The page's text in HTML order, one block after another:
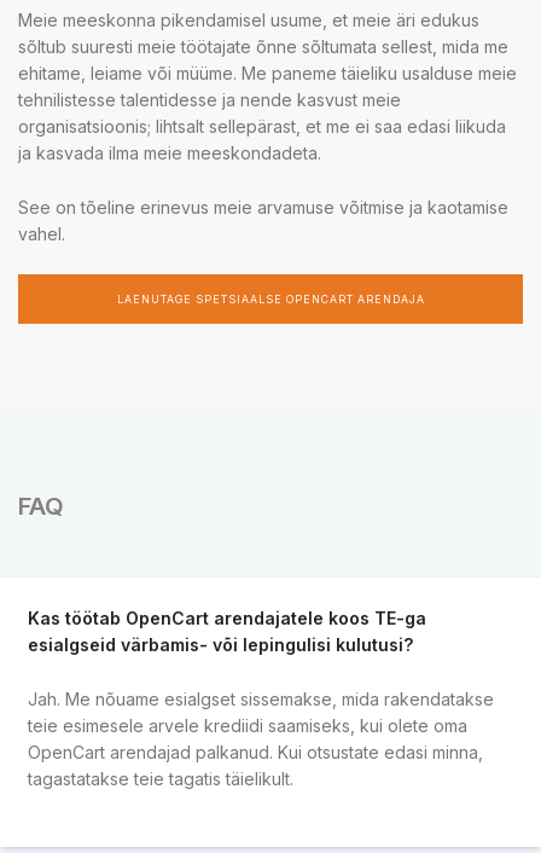
Meie meeskonna pikendamisel usume, et meie äri edukus
sõltub suuresti meie töötajate õnne sõltumata sellest, mida me
ehitame, leiame või müüme. Me paneme täieliku usalduse meie
tehnilistesse talentidesse ja nende kasvust meie
organisatsioonis; lihtsalt sellepärast, et me ei saa edasi liikuda
ja kasvada ilma meie meeskondadeta.
See on tõeline erinevus meie arvamuse võitmise ja kaotamise
vahel.
LAENUTAGE SPETSIAALSE OPENCART ARENDAJA
FAQ
Kas töötab OpenCart arendajatele koos TE-ga
esialgseid värbamis- või lepingulisi kulutusi?
Jah. Me nõuame esialgset sissemakse, mida rakendatakse
teie esimesele arvele krediidi saamiseks, kui olete oma
OpenCart arendajad palkanud. Kui otsustate edasi minna,
tagastatakse teie tagatis täielikult.